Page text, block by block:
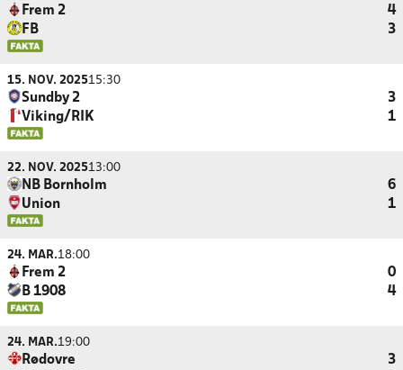
Frem 2
4
FB
3
15. NOV. 202515:30
Sundby 2
3
Viking/RIK
1
22. NOV. 202513:00
NB Bornholm
6
Union
1
24. MAR.18:00
Frem 2
0
B 1908
4
24. MAR.19:00
Rødovre
3